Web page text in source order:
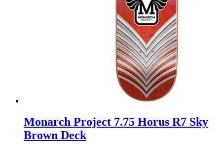
Monarch Project 7.75 Horus R7 Sky
Brown Deck